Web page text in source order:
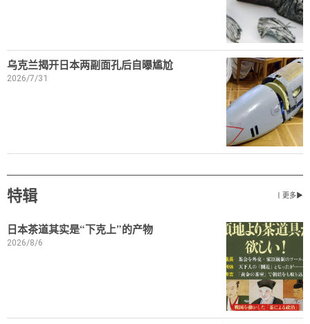
乌克兰揭开日本两副面孔后自曝尴尬
2026/7/31
特辑 丨更多▶
日本茶道其实是“下克上”的产物
2026/8/6